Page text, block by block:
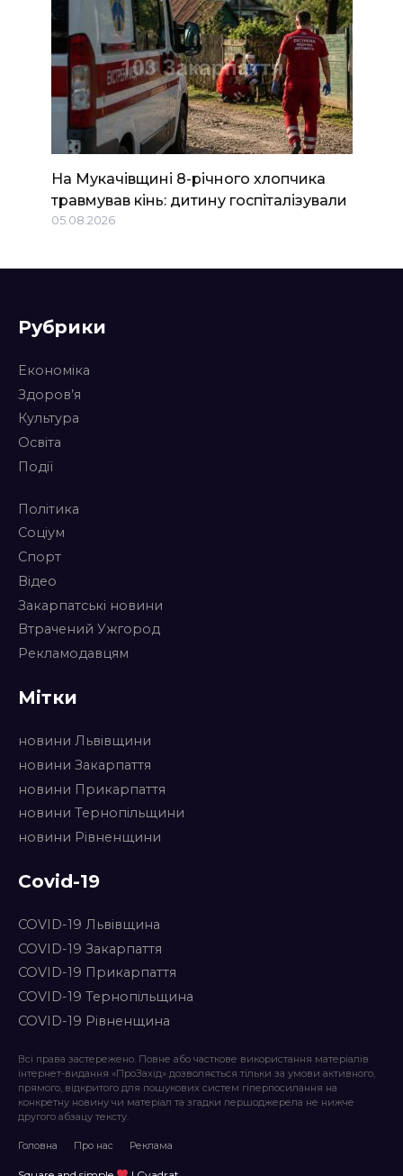
На Мукачівщині 8-річного хлопчика
травмував кінь: дитину госпіталізували
05.08.2026
Рубрики
Економіка
Здоров’я
Культура
Освіта
Події
Політика
Соціум
Спорт
Відео
Закарпатські новини
Втрачений Ужгород
Рекламодавцям
Мітки
новини Львівщини
новини Закарпаття
новини Прикарпаття
новини Тернопільщини
новини Рівненщини
Covid-19
COVID-19 Львівщина
COVID-19 Закарпаття
COVID-19 Прикарпаття
COVID-19 Тернопільщина
COVID-19 Рівненщина
Всі права застережено. Повне або часткове використання матеріалів
інтернет-видання «ПроЗахід» дозволяється тільки за умови активного,
прямого, відкритого для пошукових систем гіперпосилання на
конкретну новину чи матеріал та згадки першоджерела не нижче
другого абзацу тексту.
Головна Про нас Реклама